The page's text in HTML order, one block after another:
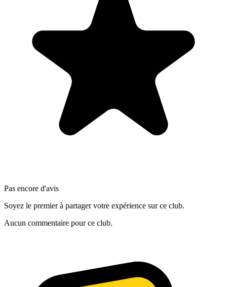
Pas encore d'avis
Soyez le premier à partager votre expérience sur ce club.
Aucun commentaire pour ce club.